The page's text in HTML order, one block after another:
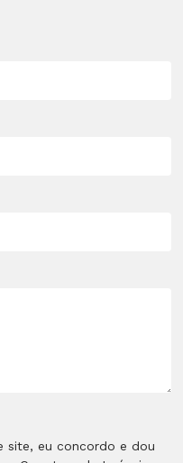
site, eu concordo e dou